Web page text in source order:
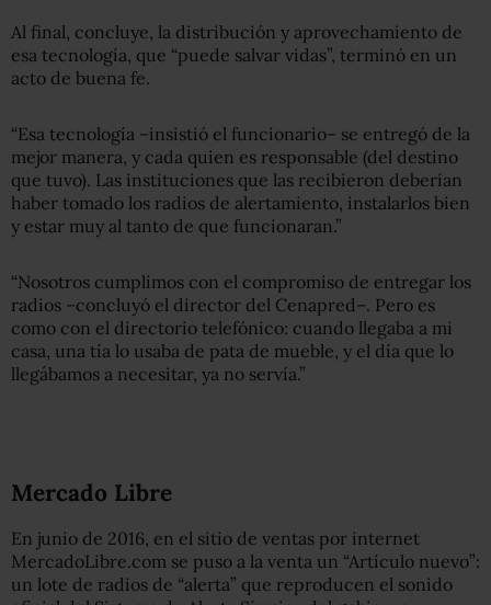
Al final, concluye, la distribución y aprovechamiento de
esa tecnología, que “puede salvar vidas”, terminó en un
acto de buena fe.
“Esa tecnología –insistió el funcionario– se entregó de la
mejor manera, y cada quien es responsable (del destino
que tuvo). Las instituciones que las recibieron deberían
haber tomado los radios de alertamiento, instalarlos bien
y estar muy al tanto de que funcionaran.”
“Nosotros cumplimos con el compromiso de entregar los
radios –concluyó el director del Cenapred–. Pero es
como con el directorio telefónico: cuando llegaba a mi
casa, una tía lo usaba de pata de mueble, y el día que lo
llegábamos a necesitar, ya no servía.”
Mercado Libre
En junio de 2016, en el sitio de ventas por internet
MercadoLibre.com se puso a la venta un “Artículo nuevo”:
un lote de radios de “alerta” que reproducen el sonido